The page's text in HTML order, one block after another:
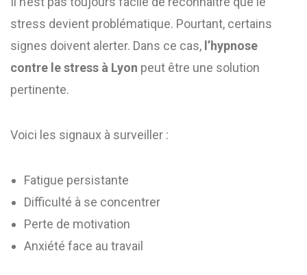
stress devient problématique. Pourtant, certains
signes doivent alerter. Dans ce cas, l’hypnose
contre le stress à Lyon peut être une solution
pertinente.
Voici les signaux à surveiller :
Fatigue persistante
Difficulté à se concentrer
Perte de motivation
Anxiété face au travail